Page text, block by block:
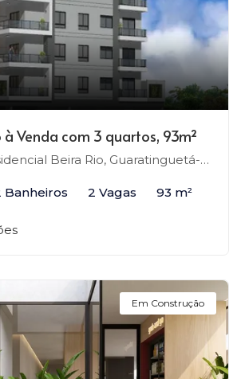
Venda com 3 quartos, 93m²
Beira Rio, Guaratinguetá-SP
Banheiros 2 Vagas 93 m²
Em Construção